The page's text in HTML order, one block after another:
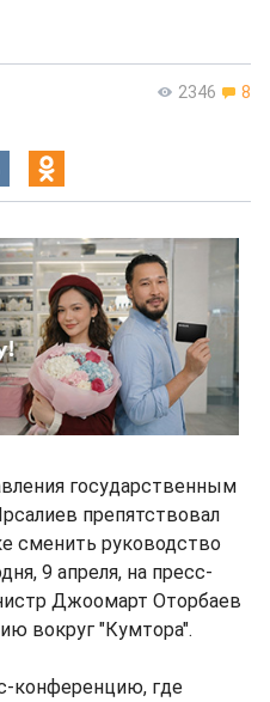
2346 8
государственным
препятствовал
сменить руководство
9 апреля, на пресс-
Джоомарт Оторбаев
вокруг "Кумтора".
конференцию, где